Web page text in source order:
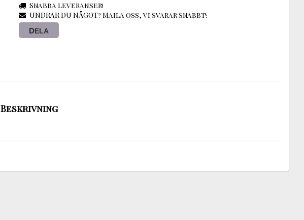
Snabba leveranser!
UNDRAR DU NÅGOT? Maila oss, vi svarar snabbt!
DELA
Beskrivning